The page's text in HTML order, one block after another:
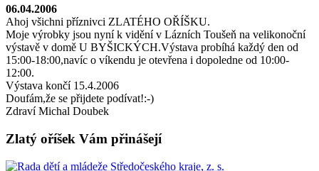
06.04.2006
Ahoj všichni příznivci ZLATÉHO OŘÍŠKU.
Moje výrobky jsou nyní k vidění v Lázních Toušeň na velikonoční
výstavě v domě U BYŠICKÝCH.Výstava probíhá každý den od
15:00-18:00,navíc o víkendu je otevřena i dopoledne od 10:00-
12:00.
Výstava končí 15.4.2006
Doufám,že se přijdete podívat!:-)
Zdraví Michal Doubek
Zlatý oříšek Vám přinášejí